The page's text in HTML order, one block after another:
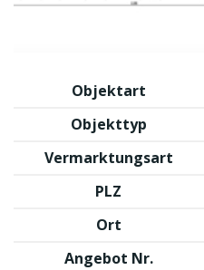
Objektart
Objekttyp
Vermarktungsart
PLZ
Ort
Angebot Nr.